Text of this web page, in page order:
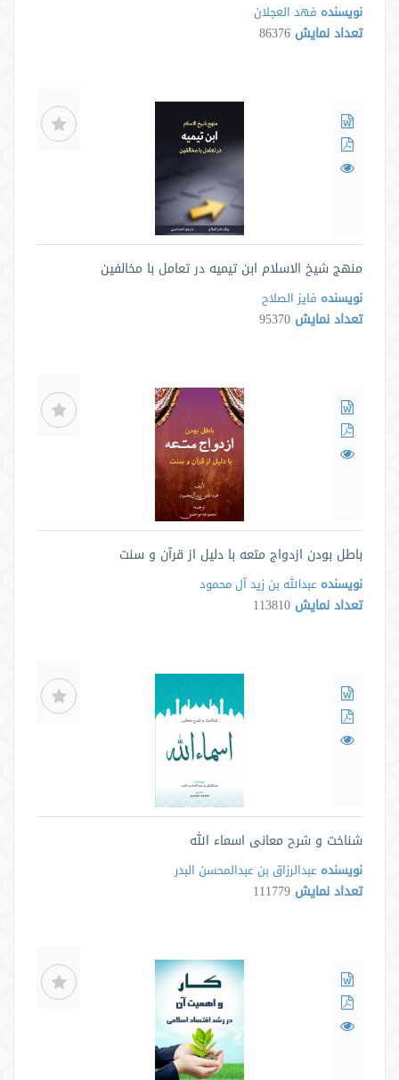
نویسنده فهد العجلان
تعداد نمایش 86376
منهج شیخ الاسلام ابن تیمیه در تعامل با مخالفین
نویسنده فايز الصلاح
تعداد نمایش 95370
باطل بودن ازدواج متعه با دلیل از قرآن و سنت
نویسنده عبدالله بن زيد آل محمود
تعداد نمایش 113810
شناخت و شرح معانی اسماء الله
نویسنده عبدالرزاق بن عبدالمحسن البدر
تعداد نمایش 111779